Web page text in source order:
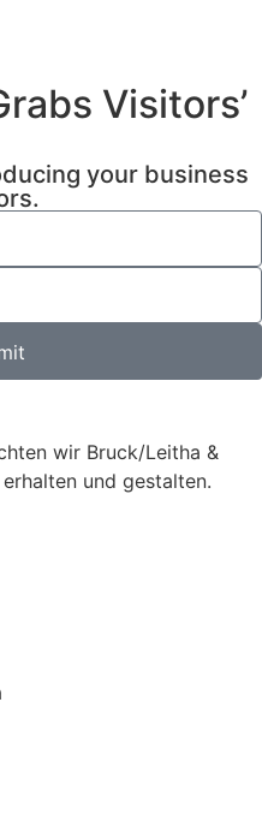
Visitors’
your business
wir Bruck/Leitha &
und gestalten.